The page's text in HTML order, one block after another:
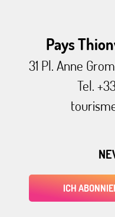
Pays
31 Pl. Anne
Tel.
ICH